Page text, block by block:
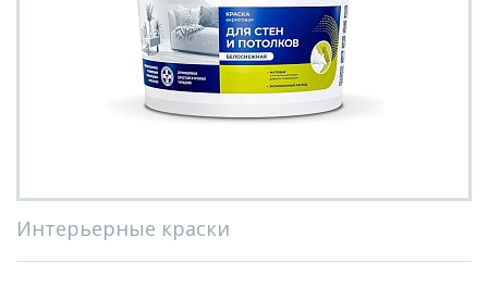
Интерьерные краски